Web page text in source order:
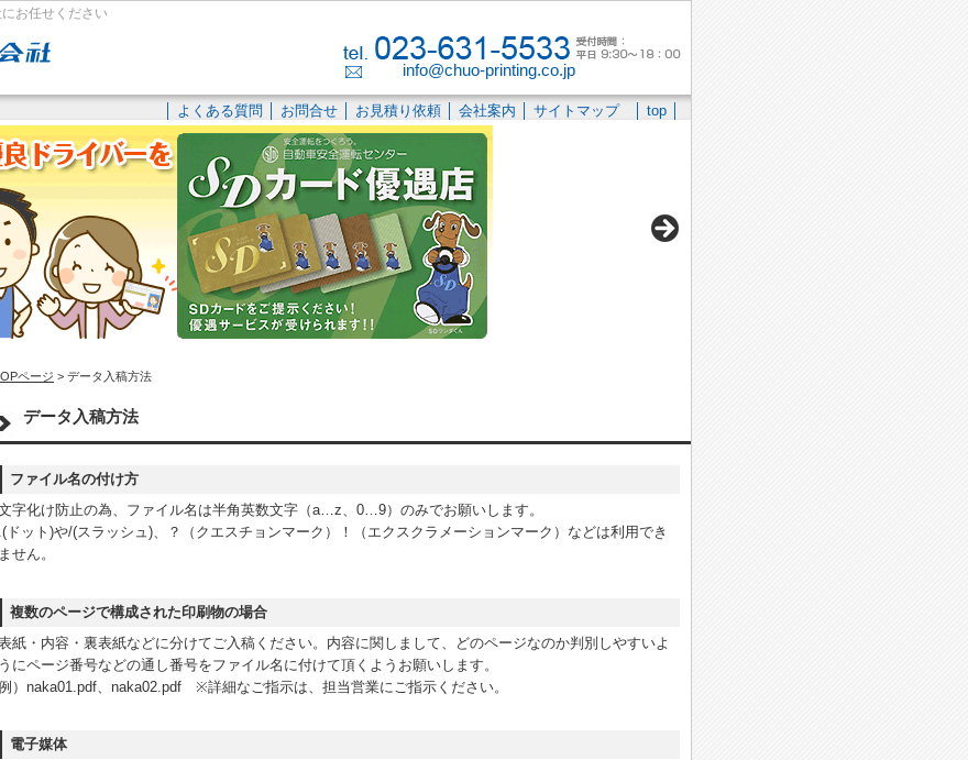
お任せください
info@chuo-printing.co.jp
よくある質問 お問合せ お見積り依頼 会社案内 サイトマップ│ top
ページ > データ入稿方法
データ入稿方法
ファイル名の付け方
字化け防止の為、ファイル名は半角英数文字（a…z、0…9）のみでお願いします。
.(ドット)や/(スラッシュ)、？（クエスチョンマーク）！（エクスクラメーションマーク）などは利用でき
ません。
複数のページで構成された印刷物の場合
紙・内容・裏表紙などに分けてご入稿ください。内容に関しまして、どのページなのか判別しやすいよ
うにページ番号などの通し番号をファイル名に付けて頂くようお願いします。
）naka01.pdf、naka02.pdf ※詳細なご指示は、担当営業にご指示ください。
電子媒体